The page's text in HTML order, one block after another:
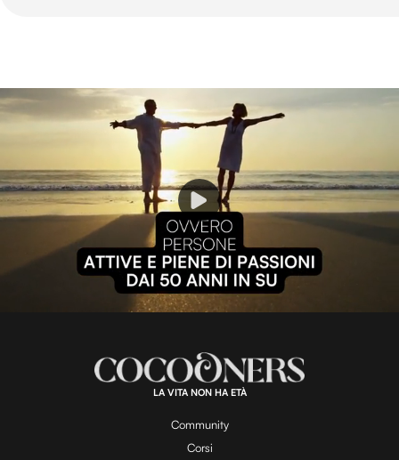
P
l
a
y
L
:
1
0
0
.
0
LA VITA NON HA ETÀ
Community
Corsi